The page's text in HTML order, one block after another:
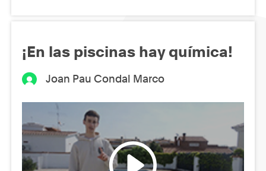
¡En las piscinas hay química!
Joan Pau Condal Marco